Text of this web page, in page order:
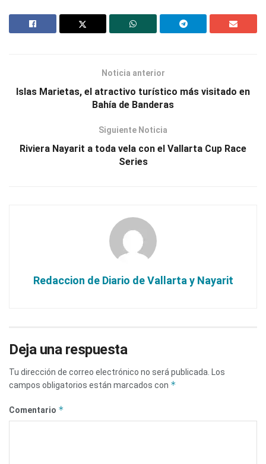
Noticia anterior
Islas Marietas, el atractivo turístico más visitado en
Bahía de Banderas
Siguiente Noticia
Riviera Nayarit a toda vela con el Vallarta Cup Race
Series
Redaccion de Diario de Vallarta y Nayarit
Deja una respuesta
Tu dirección de correo electrónico no será publicada. Los
campos obligatorios están marcados con *
Comentario *